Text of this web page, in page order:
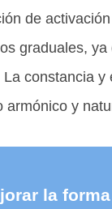
de
graduales,
constancia
armónico y
la